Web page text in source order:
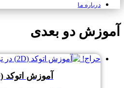
درباره ما
آموزش دو بعدی
حراج!
آموزش اتوکد (2D) در تبریز